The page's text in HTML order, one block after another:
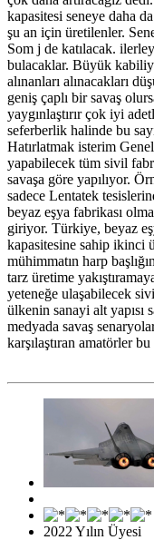
kapasitesi seneye daha
şu an için üretilenler.
Som j de katılacak.
bulacaklar. Büyük
alınanları alınacakları
geniş çaplı bir savaş
yaygınlaştırır çok iyi
seferberlik halinde bu
Hatırlatmak isterim
yapabilecek tüm sivil
savaşa göre yapılıyor.
sadece Lentatek
beyaz eşya fabrikası
giriyor. Türkiye, beyaz
kapasitesine sahip ikinci
mühimmatın harp
tarz üretime
yeteneğe ulaşabilecek
ülkenin sanayi alt yapısı
medyada savaş
karşılaştıran amatörler
2022 Yılın Üyesi